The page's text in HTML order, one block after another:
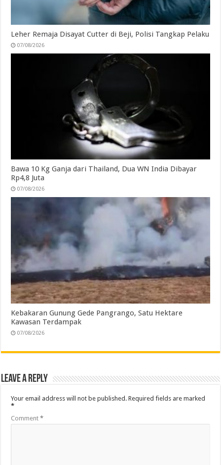
Leher Remaja Disayat Cutter di Beji, Polisi Tangkap Pelaku
07/08/2026
Bawa 10 Kg Ganja dari Thailand, Dua WN India Dibayar
Rp4,8 Juta
07/08/2026
Kebakaran Gunung Gede Pangrango, Satu Hektare
Kawasan Terdampak
07/08/2026
Leave a Reply
Your email address will not be published. Required fields are marked
*
Comment*